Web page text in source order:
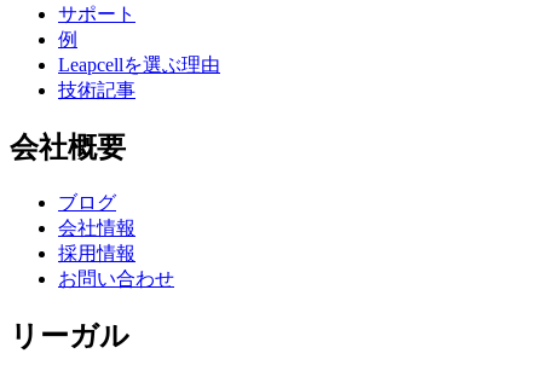
サポート
例
Leapcellを選ぶ理由
技術記事
会社概要
ブログ
会社情報
採用情報
お問い合わせ
リーガル